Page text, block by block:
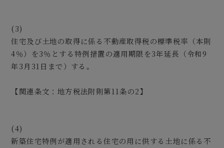
(3)
住宅及び土地の取得に係る不動産取得税の標準税率（本則
4％）を3％とする特例措置の適用期限を3年延長（令和9
年3月31日まで）する。
【関連条文：地方税法附則第11条の2】
(4)
新築住宅特例が適用される住宅の用に供する土地に係る不